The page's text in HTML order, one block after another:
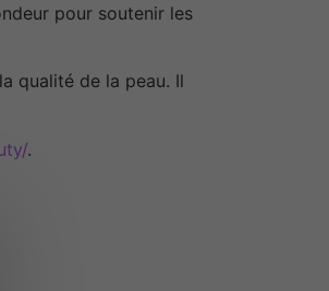
pour soutenir les
qualité de la peau. Il
.